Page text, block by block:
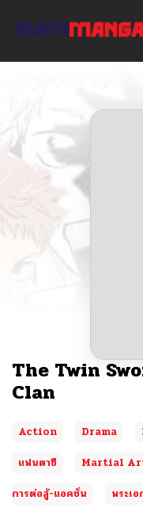
The Twin
Clan
Action Drama
แฟนตาซี
Martial
การต่อสู้-แอคชั่น
พระเ